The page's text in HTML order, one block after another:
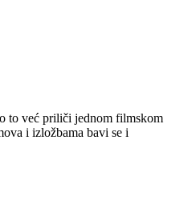
to već priliči jednom filmskom
i izložbama bavi se i